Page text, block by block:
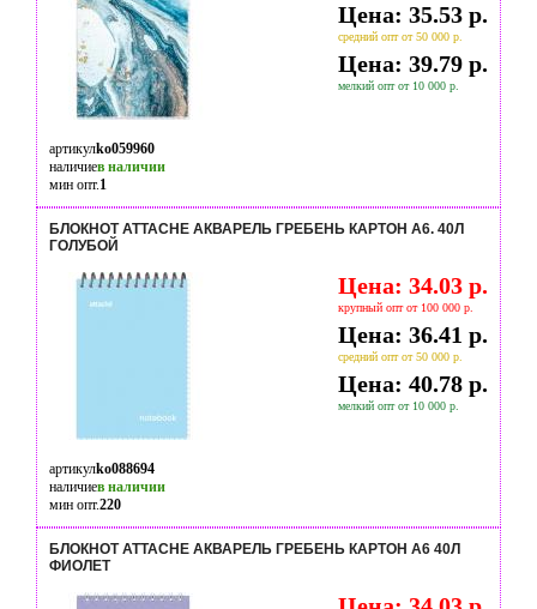
Цена: 35.53 р.
средний опт от 50 000 р.
Цена: 39.79 р.
мелкий опт от 10 000 р.
артикулko059960
наличиев наличии
мин опт.1
БЛОКНОТ ATTACHE АКВАРЕЛЬ ГРЕБЕНЬ КАРТОН А6. 40Л
ГОЛУБОЙ
Цена: 34.03 р.
крупный опт от 100 000 р.
Цена: 36.41 р.
средний опт от 50 000 р.
Цена: 40.78 р.
мелкий опт от 10 000 р.
артикулko088694
наличиев наличии
мин опт.220
БЛОКНОТ ATTACHE АКВАРЕЛЬ ГРЕБЕНЬ КАРТОН А6 40Л
ФИОЛЕТ